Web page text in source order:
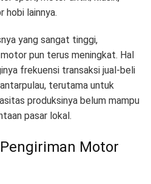
hobi lainnya.
yang sangat tinggi,
pun terus meningkat. Hal
frekuensi transaksi jual-beli
terutama untuk
produksinya belum mampu
pasar lokal.
Motor